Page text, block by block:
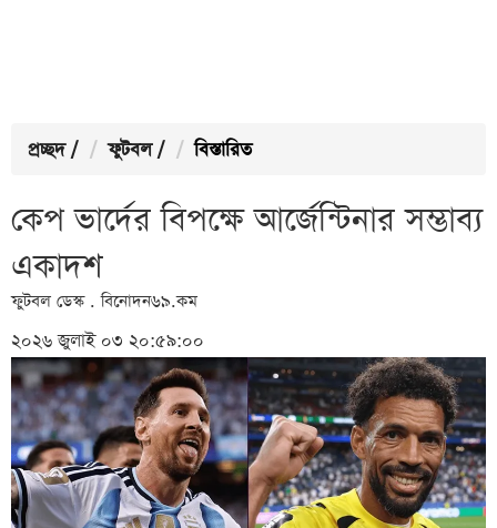
প্রচ্ছদ / ফুটবল / বিস্তারিত
কেপ ভার্দের বিপক্ষে আর্জেন্টিনার সম্ভাব্য
একাদশ
ফুটবল ডেস্ক . বিনোদন৬৯.কম
২০২৬ জুলাই ০৩ ২০:৫৯:০০